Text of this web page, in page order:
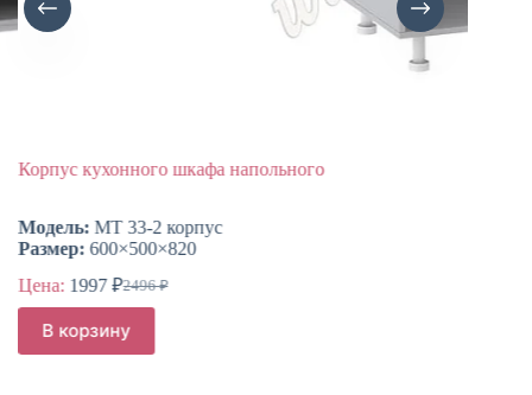
Корпус кухонного шкафа напольного
Модель:МТ 33-2 корпус
Размер:600×500×820
Цена:
2496₽
Первоначальная
цена
составляла
2496 ₽.
1997₽Текущая
цена:
1997 ₽.
В корзину